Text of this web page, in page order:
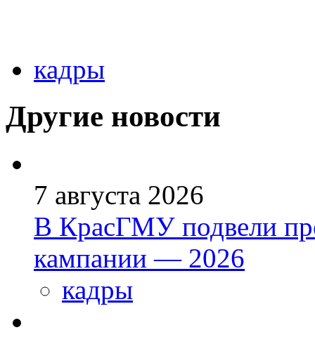
кадры
Другие новости
7 августа 2026
В КрасГМУ подвели
кампании — 2026
кадры